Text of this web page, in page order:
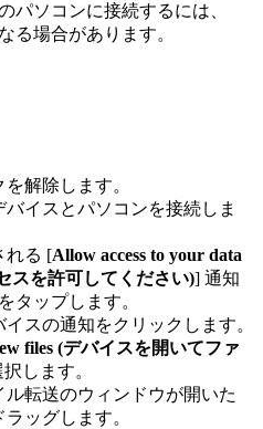
パソコンに接続するには、
る場合があります。
解除します。
イスとパソコンを接続しま
れる [Allow access to your data
スを許可してください)] 通知
タップします。
スの通知をクリックします。
files (デバイスを開いてファ
します。
転送のウィンドウが開いた
ッグします。